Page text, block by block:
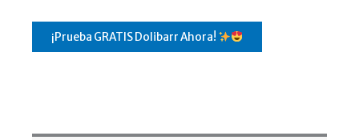
¡Prueba GRATIS Dolibarr Ahora!